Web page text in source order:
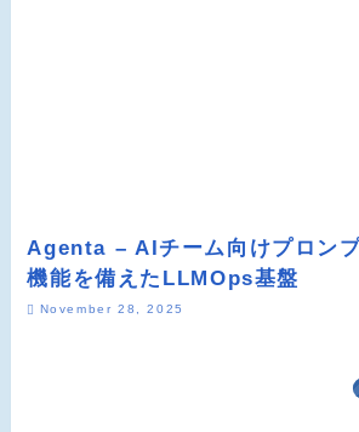
Agenta – AIチーム向けプロン
機能を備えたLLMOps基盤
November 28, 2025